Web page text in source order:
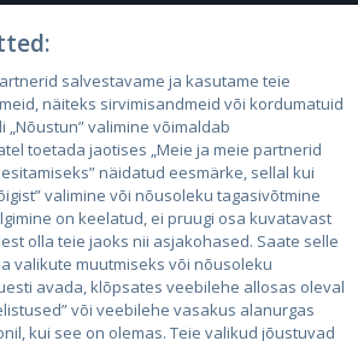
salvestavame ja kasutame teie
näiteks sirvimisandmeid või kordumatuid
„Nõustun” valimine võimaldab
toetada jaotises „Meie ja meie partnerid
näidatud eesmärke, sellal kui
valimine või nõusoleku tagasivõtmine
on keelatud, ei pruugi osa kuvatavast
olla teie jaoks nii asjakohased. Saate selle
valikute muutmiseks või nõusoleku
avada, klõpsates veebilehe allosas oleval
või veebilehe vasakus alanurgas
kui see on olemas. Teie valikud jõustuvad